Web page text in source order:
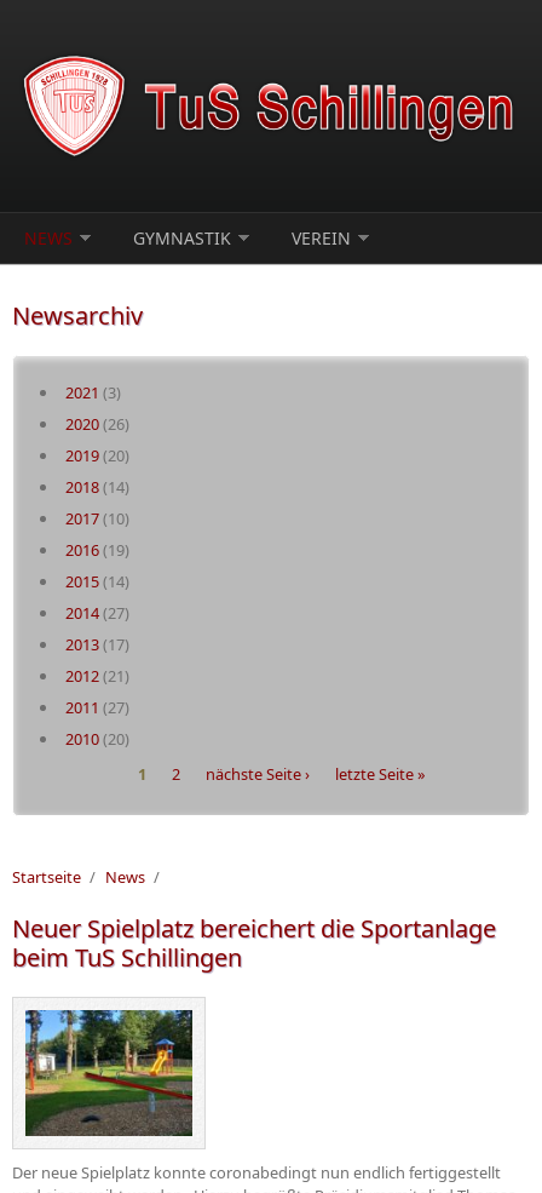
NEWS GYMNASTIK VEREIN
Newsarchiv
2021 (3)
2020(26)
2019(20)
2018(14)
2017(10)
2016(19)
2015(14)
2014(27)
2013(17)
2012(21)
2011 (27)
2010(20)
1 2 nächste Seite › letzte Seite »
Startseite / News /
Neuer Spielplatz bereichert die Sportanlage
beim TuS Schillingen
Der neue Spielplatz konnte coronabedingt nun endlich fertiggestellt